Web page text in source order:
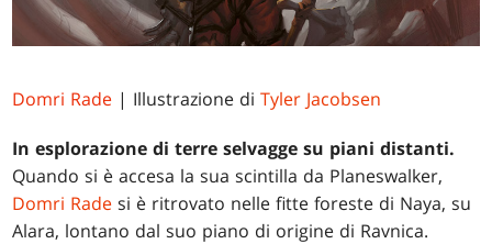
Domri Rade | Illustrazione diTyler Jacobsen
In esplorazione di terre selvagge su piani distanti.
Quando si è accesa la sua scintilla da Planeswalker,
Domri Rade si è ritrovato nelle fitte foreste di Naya, su
Alara, lontano dal suo piano di origine di Ravnica.